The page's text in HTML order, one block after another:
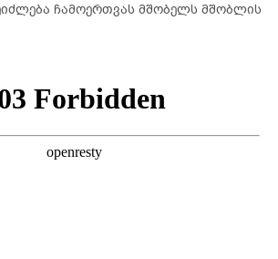
ჩამოერთვას მშობელს მშობლის